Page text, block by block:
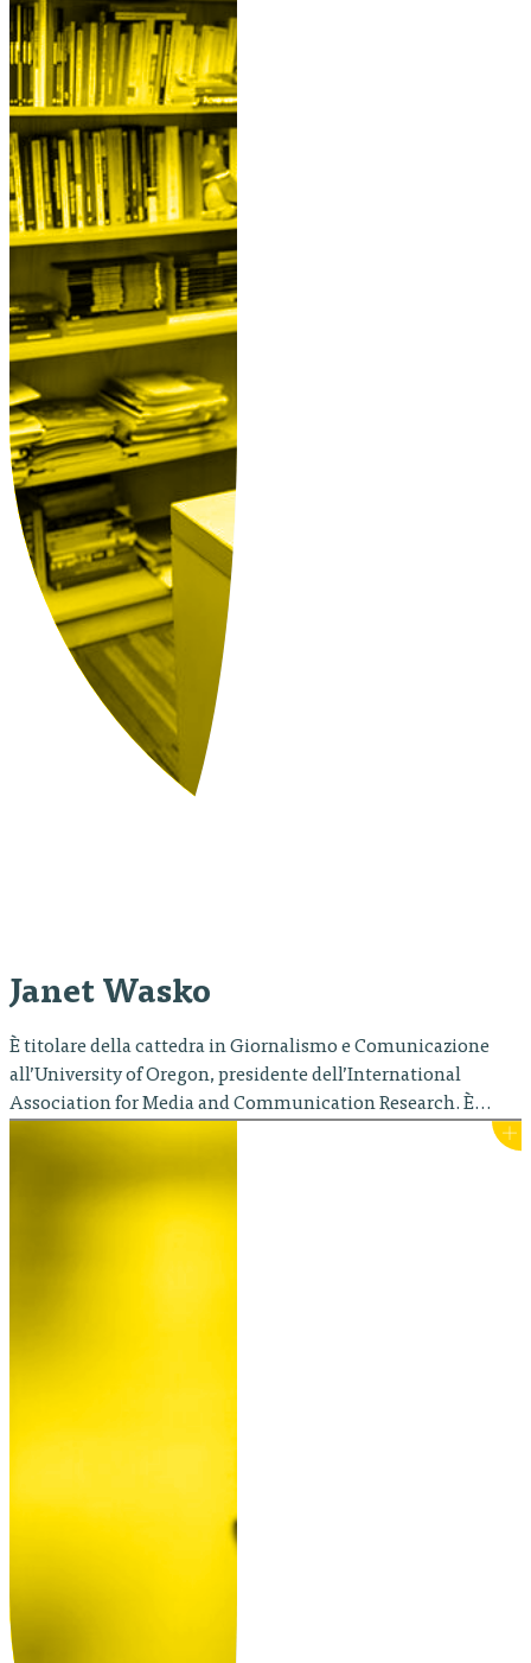
Janet Wasko
È titolare della cattedra in Giornalismo e Comunicazione
all’University of Oregon, presidente dell’International
Association for Media and Communication Research. È
curatrice di A Companion to Television (2005) e di Dazzled